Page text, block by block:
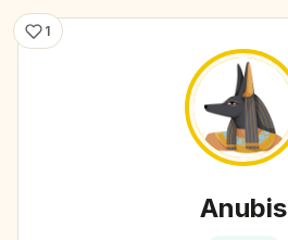
1
Anubis